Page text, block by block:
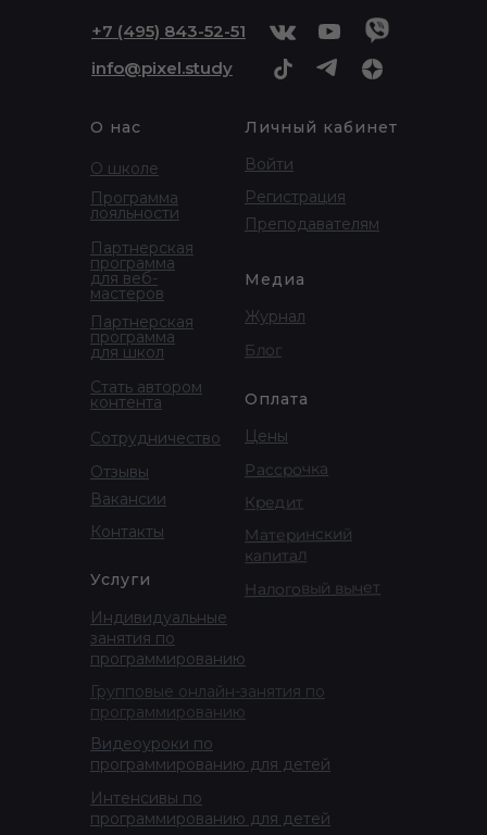
+7 (495) 843-52-51
info@pixel.study
О нас
О школе
Отзывы
Сотрудничество
Партнерская
программа
для веб-
мастеров
Партнерская
программа
для школ
Стать автором
контента
Вакансии
Контакты
Программа
лояльности
Услуги
Видеоуроки по
программированию для детей
Интенсивы по
программированию для детей
Групповые онлайн-занятия по
программированию
Индивидуальные
занятия по
программированию
Личный кабинет
Войти
Регистрация
Преподавателям
Медиа
Журнал
Блог
Оплата
Цены
Рассрочка
Кредит
Материнский
капитал
Налоговый вычет